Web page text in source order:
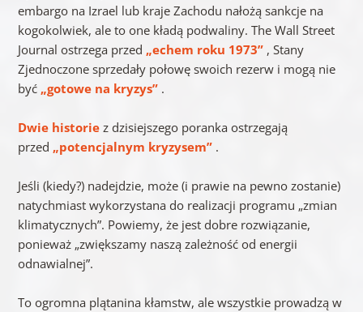
embargo na Izrael lub kraje Zachodu nałożą sankcje na
kogokolwiek, ale to one kładą podwaliny. The Wall Street
Journal ostrzega przed „echem roku 1973”, Stany
Zjednoczone sprzedały połowę swoich rezerw i mogą nie
być „gotowe na kryzys”.
Dwie historiez dzisiejszego poranka ostrzegają
przed „potencjalnym kryzysem”.
Jeśli (kiedy?) nadejdzie, może (i prawie na pewno zostanie)
natychmiast wykorzystana do realizacji programu „zmian
klimatycznych”. Powiemy, że jest dobre rozwiązanie,
ponieważ „zwiększamy naszą zależność od energii
odnawialnej”.
To ogromna plątanina kłamstw, ale wszystkie prowadzą w